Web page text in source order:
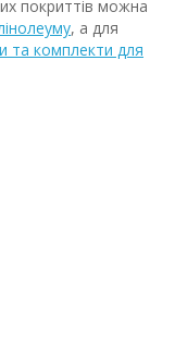
покриттів можна
, а для
та комплекти для